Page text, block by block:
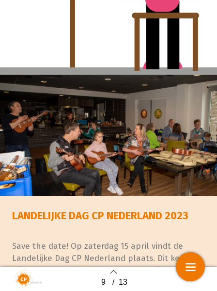
Back to index 9 / 13
LANDELIJKE DAG CP NEDERLAND 2023
Save the date! Op zaterdag 15 april vindt de
Landelijke Dag CP Nederland plaats. Dit keer in
Nijmegen op de Maartenschool. We zijn druk aan
de slag om weer een mooi programma voor deze